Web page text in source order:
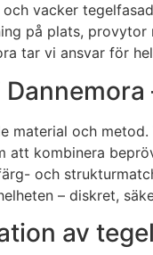
vacker
på plats,
tar vi ansvar för
material och
att kombinera
och
– diskret,
av